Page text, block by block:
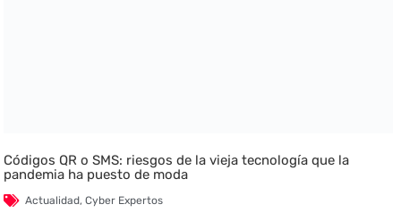
Códigos QR o SMS: riesgos de la vieja tecnología que la
pandemia ha puesto de moda
Actualidad,Cyber Expertos